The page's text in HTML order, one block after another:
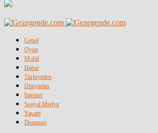
Genel
Oyun
Mobil
Haber
Türkiyeden
Dünyadan
İnternet
Sosyal Medya
Yaşam
Donanım